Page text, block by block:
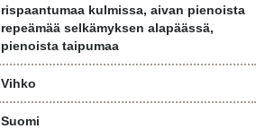
rispaantumaa kulmissa, aivan pienoista
repeämää selkämyksen alapäässä,
pienoista taipumaa
Vihko
Suomi